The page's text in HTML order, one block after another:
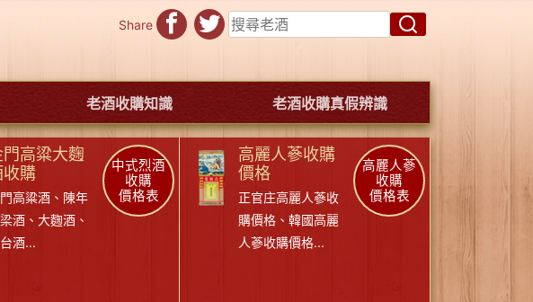
Share
老酒收購知識 老酒收購真假辨識
門高粱大麴
收購
高粱酒 、 陳年
酒 、 大麴酒 、
酒...
中式烈酒
收購
價格表
高麗人蔘收購
價格
正官庄高麗人蔘收
購價格 、 韓國高麗
人蔘收購價格...
高麗人蔘
收購
價格表